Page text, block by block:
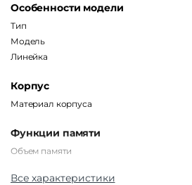
Особенности модели
Тип
Модель
Линейка
Корпус
Материал корпуса
Функции памяти
Объем памяти
Интерфейсы/разъемы
Все характеристики